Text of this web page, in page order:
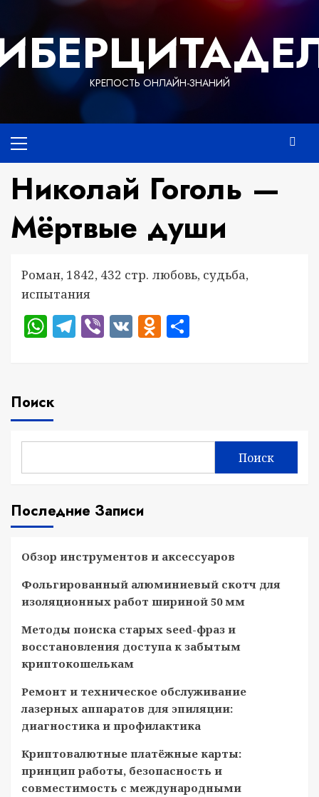
содержимому
КРЕПОСТЬ ОНЛАЙН-ЗНАНИЙ
меню
Николай Гоголь —
Мёртвые души
Роман, 1842, 432 стр. любовь, судьба,
испытания
WhatsApp
Telegram
Viber
VKOdnoklassniki
Поиск
Поиск
Последние Записи
Обзор инструментов и аксессуаров
Фольгированный алюминиевый скотч для
изоляционных работ шириной 50 мм
Методы поиска старых seed-фраз и
восстановления доступа к забытым
криптокошелькам
Ремонт и техническое обслуживание
лазерных аппаратов для эпиляции:
диагностика и профилактика
Криптовалютные платёжные карты:
принцип работы, безопасность и
совместимость с международными